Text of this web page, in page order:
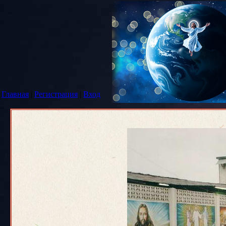
Главная | Регистрация | Вход